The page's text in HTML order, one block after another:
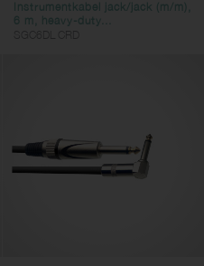
Instrumentkabel jack/jack (m/m),
6 m, heavy-duty...